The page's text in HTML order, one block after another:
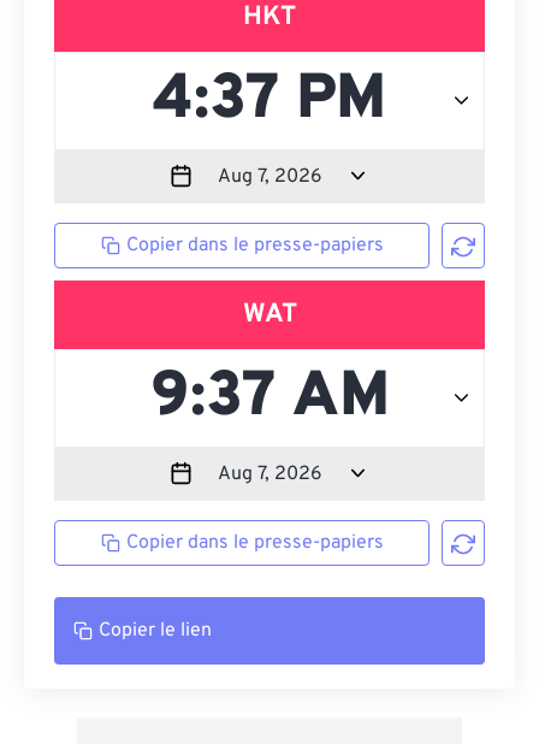
HKT
Copier dans le presse-papiers
WAT
Copier dans le presse-papiers
Copier le lien